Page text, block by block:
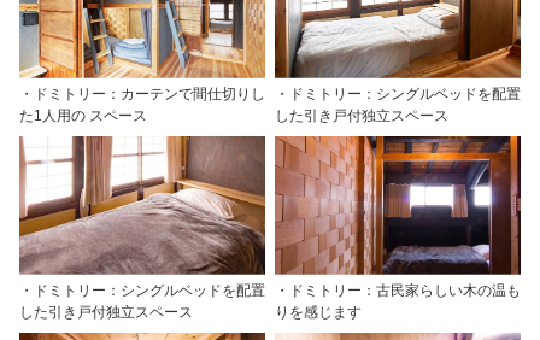
・ドミトリー：カーテンで間仕切りし
た1人用の スペース
・ドミトリー：シングルベッドを配置
した引き戸付独立スペース
・ドミトリー：シングルベッドを配置
した引き戸付独立スペース
・ドミトリー：古民家らしい木の温も
りを感じます